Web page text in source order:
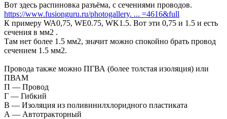
Вот здесь распиновка разъёма, с сечениями проводов.
https://www.fusionguru.ru/photogallery. ... =4616&full
К примеру WA0,75, WE0.75, WK1.5. Вот эти 0,75 и 1.5 и есть
сечения в мм2 .
Там нет более 1.5 мм2, значит можно спокойно брать провод
сечением 1.5 мм2.
Провода также можно ПГВА (более толстая изоляция) или
ПВАМ
П — Провод
Г — Гибкий
В — Изоляция из поливинилхлоридного пластиката
А — Автотракторный